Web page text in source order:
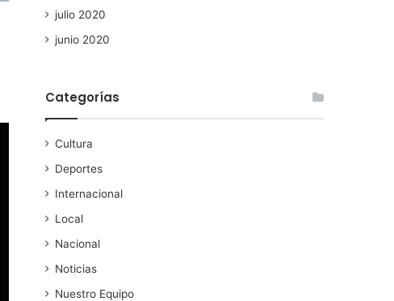
julio 2020
junio 2020
Categorías
Cultura
Deportes
Internacional
Local
Nacional
Noticias
Nuestro Equipo